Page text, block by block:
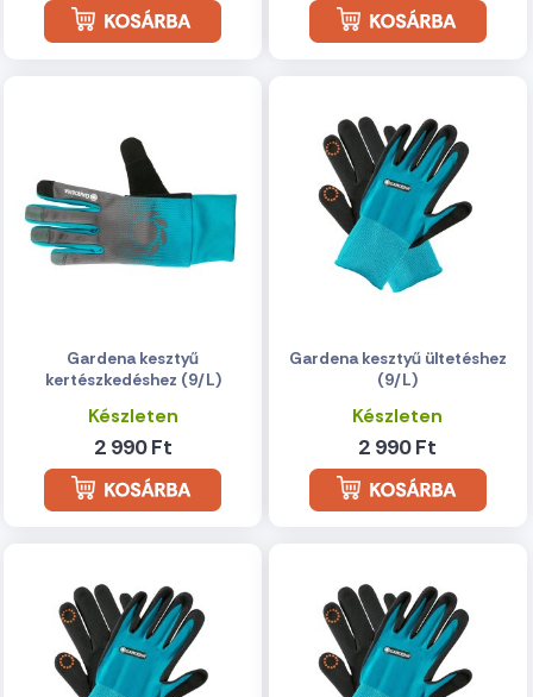
Gardena kesztyű
kertészkedéshez (9/L)
Készleten
2 990 Ft
Gardena kesztyű ültetéshez
(9/L)
Készleten
2 990 Ft